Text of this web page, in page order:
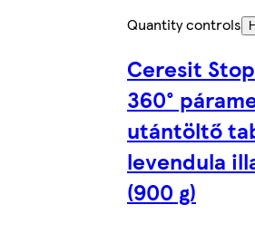
Quantity controls
Ceresit
360°
utántöltő
levendula
(900 g)